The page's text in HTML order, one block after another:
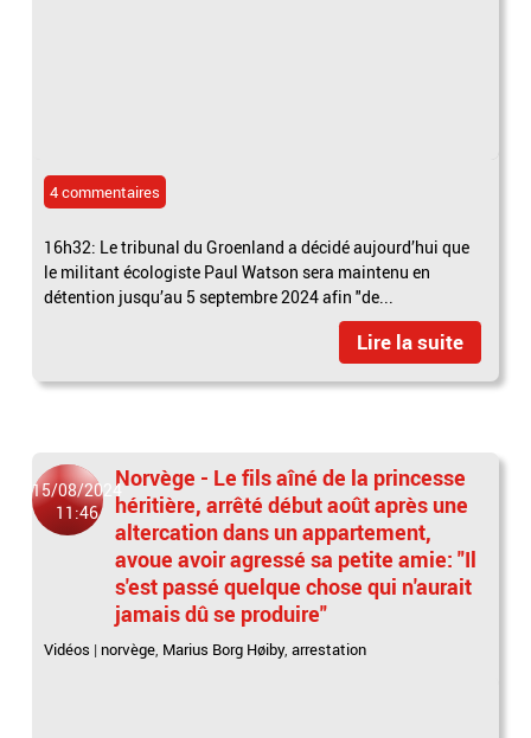
4 commentaires
16h32: Le tribunal du Groenland a décidé aujourd’hui que
le militant écologiste Paul Watson sera maintenu en
détention jusqu’au 5 septembre 2024 afin "de...
Lire la suite
15/08/2024
11:46
Norvège - Le fils aîné de la princesse
héritière, arrêté début août après une
altercation dans un appartement,
avoue avoir agressé sa petite amie: "Il
s'est passé quelque chose qui n'aurait
jamais dû se produire"
Vidéos | norvège, Marius Borg Høiby,arrestation